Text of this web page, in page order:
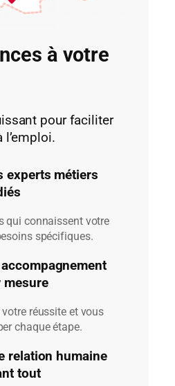
à votre
pour faciliter
l’emploi.
experts métiers
qui connaissent votre
spécifiques.
accompagnement
mesure
réussite et vous
chaque étape.
relation humaine
tout